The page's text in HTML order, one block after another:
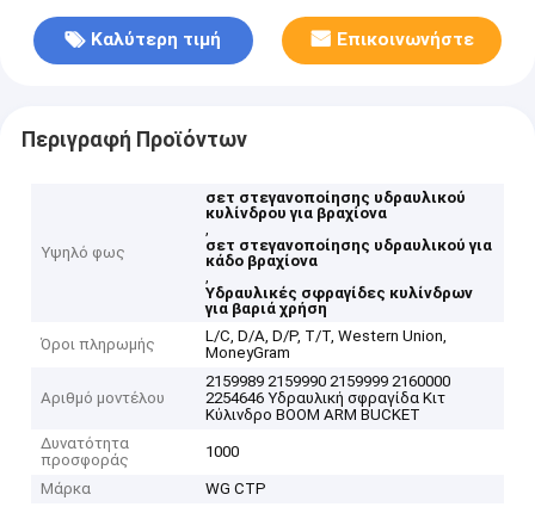
Καλύτερη τιμή Επικοινωνήστε
Περιγραφή Προϊόντων
Υψηλό φως
σετ στεγανοποίησης υδραυλικού
κυλίνδρου για βραχίονα
,
σετ στεγανοποίησης υδραυλικού για
κάδο βραχίονα
,
Υδραυλικές σφραγίδες κυλίνδρων
για βαριά χρήση
Όροι πληρωμής
L/C, D/A, D/P, T/T, Western Union,
MoneyGram
Αριθμό μοντέλου
2159989 2159990 2159999 2160000
2254646 Υδραυλική σφραγίδα Κιτ
Κύλινδρο BOOM ARM BUCKET
Δυνατότητα
προσφοράς
1000
Μάρκα
WG CTP